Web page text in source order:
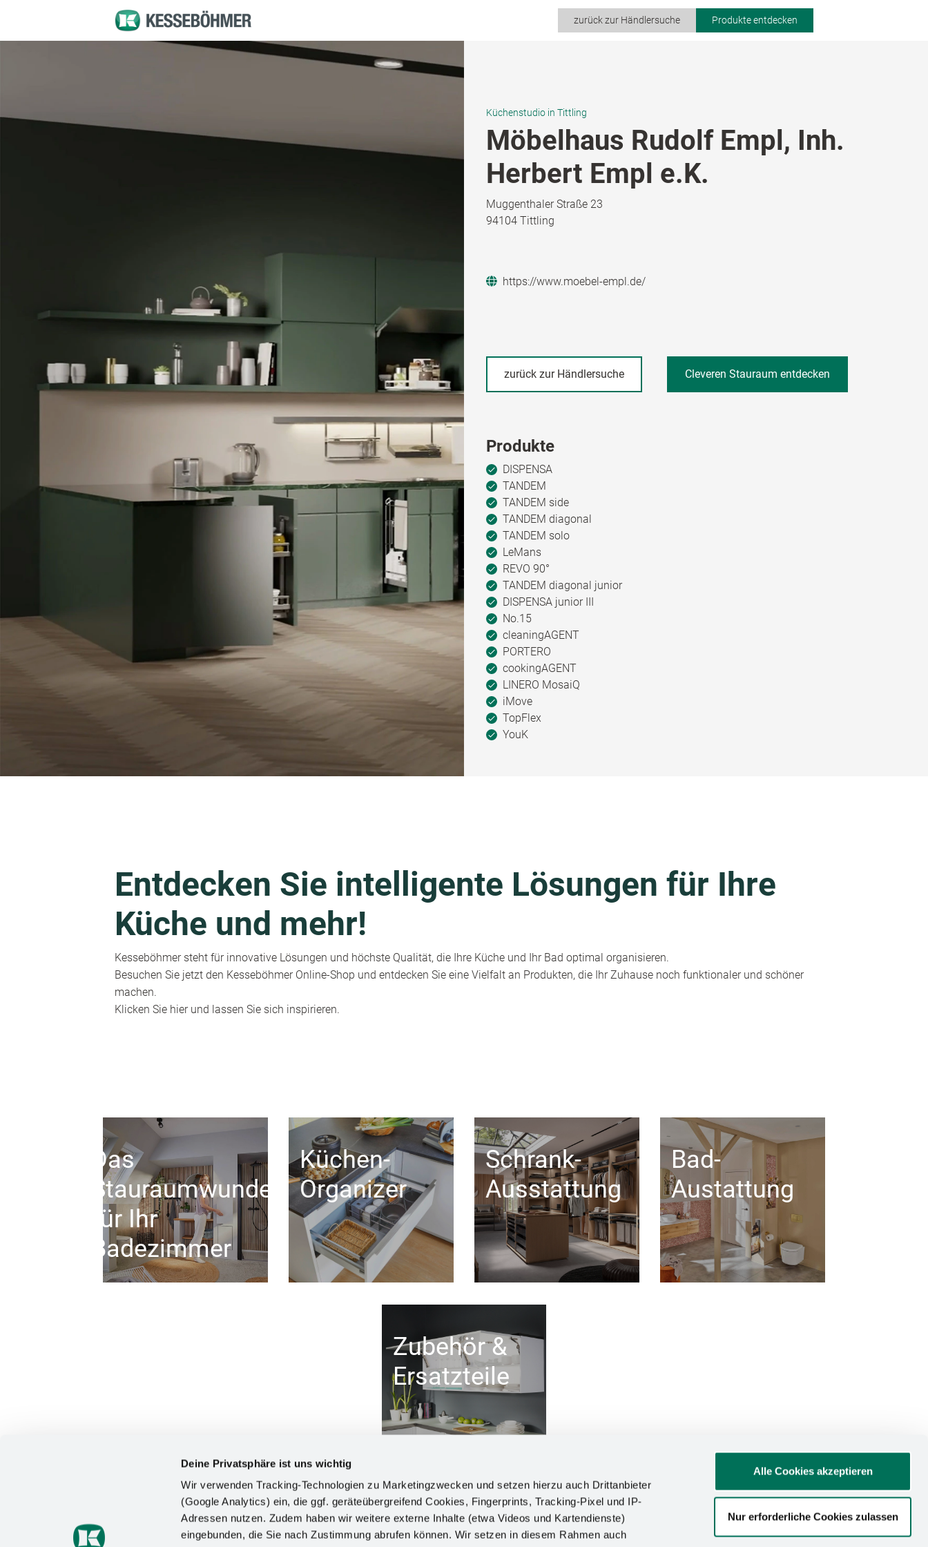
Deine Privatsphäre ist uns wichtig
Wir verwenden Tracking-Technologien zu Marketingzwecken und setzen hierzu auch Drittanbieter
(Google Analytics) ein, die ggf. geräteübergreifend Cookies, Fingerprints, Tracking-Pixel und IP-
Adressen nutzen. Zudem haben wir weitere externe Inhalte (etwa Videos und Kartendienste)
eingebunden, die Sie nach Zustimmung abrufen können. Wir setzen in diesem Rahmen auch
Alle Cookies akzeptieren
Nur erforderliche Cookies zulassen
zurück zur Händlersuche Produkte entdecken
Küchenstudio in Tittling
Möbelhaus Rudolf Empl, Inh.
Herbert Empl e.K.
Muggenthaler Straße 23
94104 Tittling
https://www.moebel-empl.de/
zurück zur Händlersuche Cleveren Stauraum entdecken
Produkte
DISPENSA
TANDEM
TANDEM side
TANDEM diagonal
TANDEM solo
LeMans
REVO 90°
TANDEM diagonal junior
DISPENSA junior III
No.15
cleaningAGENT
PORTERO
cookingAGENT
LINERO MosaiQ
iMove
TopFlex
YouK
Entdecken Sie intelligente Lösungen für Ihre
Küche und mehr!
Kesseböhmer steht für innovative Lösungen und höchste Qualität, die Ihre Küche und Ihr Bad optimal organisieren.
Besuchen Sie jetzt den Kesseböhmer Online-Shop und entdecken Sie eine Vielfalt an Produkten, die Ihr Zuhause noch funktionaler und schöner
machen.
Klicken Sie hier und lassen Sie sich inspirieren.
Das
Stauraumwunder
für Ihr
Badezimmer
Küchen-
Organizer
Schrank-
Ausstattung
Bad-
Austattung
Zubehör &
Ersatzteile
INFORMATIONEN